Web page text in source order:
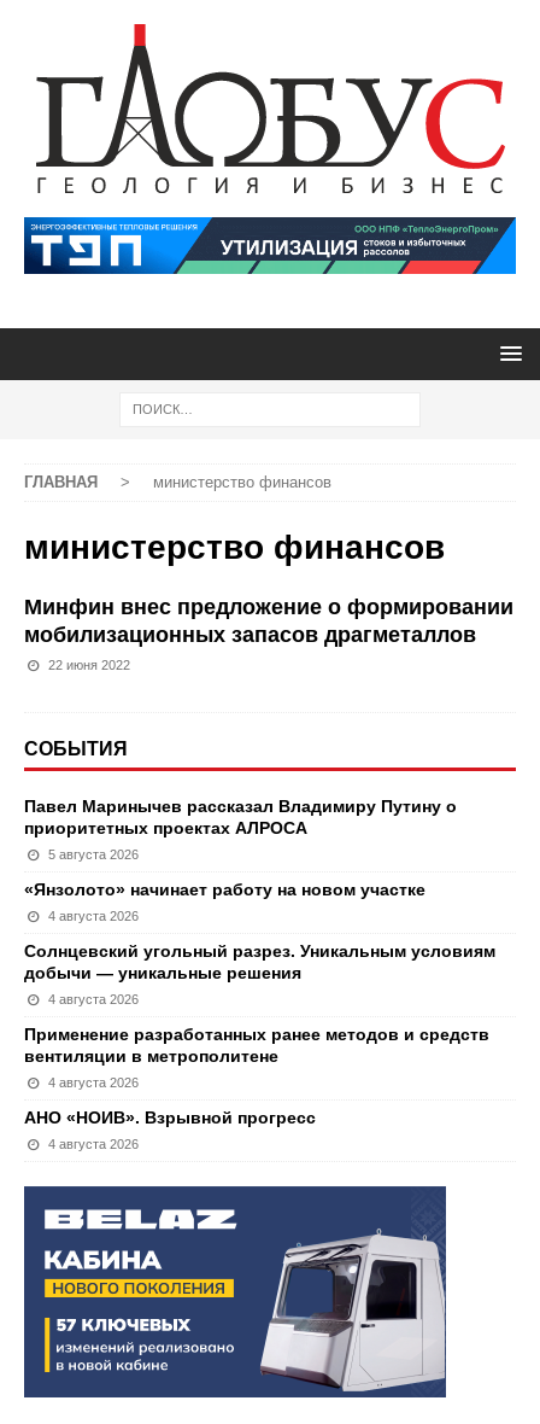
ГЛАВНАЯ > министерство финансов
министерство финансов
Минфин внес предложение о формировании
мобилизационных запасов драгметаллов
22 июня 2022
СОБЫТИЯ
Павел Маринычев рассказал Владимиру Путину о
приоритетных проектах АЛРОСА
5 августа 2026
«Янзолото» начинает работу на новом участке
4 августа 2026
Солнцевский угольный разрез. Уникальным условиям
добычи — уникальные решения
4 августа 2026
Применение разработанных ранее методов и средств
вентиляции в метрополитене
4 августа 2026
АНО «НОИВ». Взрывной прогресс
4 августа 2026